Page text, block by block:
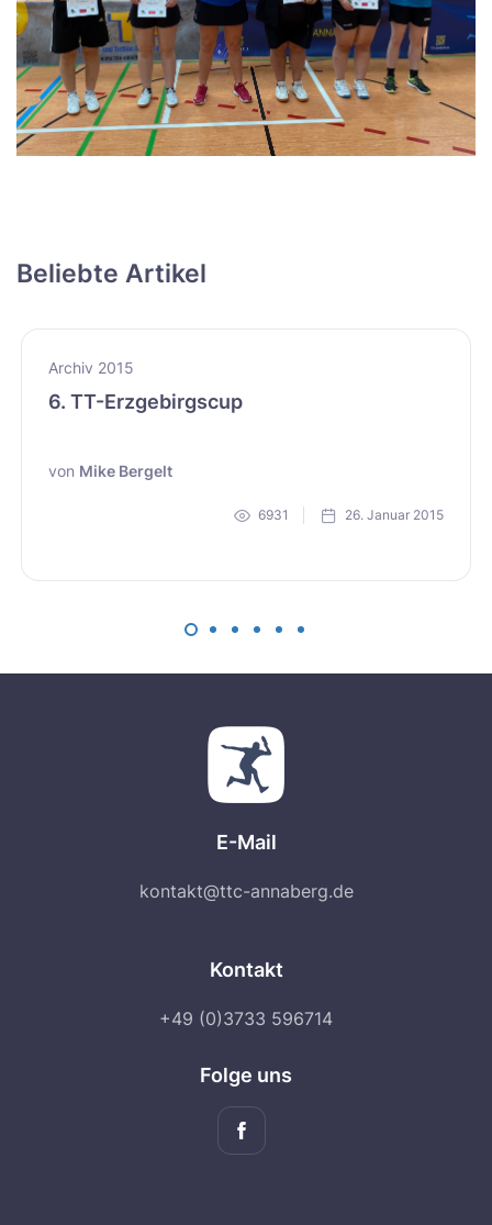
Beliebte Artikel
Archiv 2015
6. TT-Erzgebirgscup
von Mike Bergelt
6931 26. Januar 2015
E-Mail
kontakt@ttc-annaberg.de
Kontakt
+49 (0)3733 596714
Folge uns